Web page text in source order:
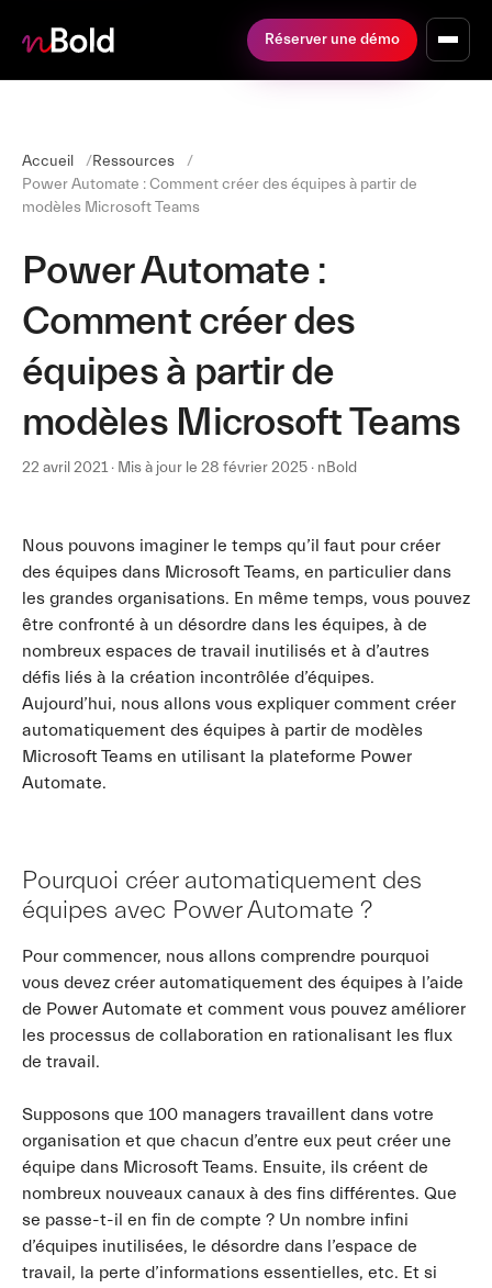
Réserver une démo
Accueil
Ressources
Power Automate : Comment créer des équipes à partir de
modèles Microsoft Teams
Power Automate :
Comment créer des
équipes à partir de
modèles Microsoft Teams
22 avril 2021 · Mis à jour le 28 février 2025 · nBold
Nous pouvons imaginer le temps qu’il faut pour créer
des équipes dans Microsoft Teams, en particulier dans
les grandes organisations. En même temps, vous pouvez
être confronté à un désordre dans les équipes, à de
nombreux espaces de travail inutilisés et à d’autres
défis liés à la création incontrôlée d’équipes.
Aujourd’hui, nous allons vous expliquer comment créer
automatiquement des équipes à partir de modèles
Microsoft Teams en utilisant la plateforme Power
Automate.
Pourquoi créer automatiquement des
équipes avec Power Automate ?
Pour commencer, nous allons comprendre pourquoi
vous devez créer automatiquement des équipes à l’aide
de Power Automate et comment vous pouvez améliorer
les processus de collaboration en rationalisant les flux
de travail.
Supposons que 100 managers travaillent dans votre
organisation et que chacun d’entre eux peut créer une
équipe dans Microsoft Teams. Ensuite, ils créent de
nombreux nouveaux canaux à des fins différentes. Que
se passe-t-il en fin de compte ? Un nombre infini
d’équipes inutilisées, le désordre dans l’espace de
travail, la perte d’informations essentielles, etc. Et si